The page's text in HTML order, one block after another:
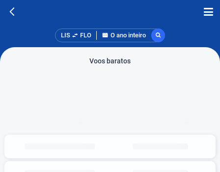
LIS FLO O ano inteiro
Voos baratos